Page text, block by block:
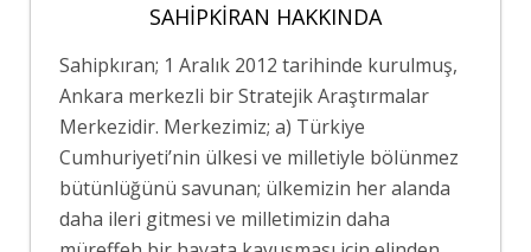
SAHIPKIRAN HAKKINDA
Sahipkıran; 1 Aralık 2012 tarihinde kurulmuş,
Ankara merkezli bir Stratejik Araştırmalar
Merkezidir. Merkezimiz; a) Türkiye
Cumhuriyeti’nin ülkesi ve milletiyle bölünmez
bütünlüğünü savunan; ülkemizin her alanda
daha ileri gitmesi ve milletimizin daha